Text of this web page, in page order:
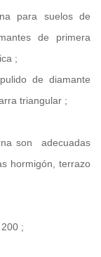
para suelos de
de primera
;
de diamante
triangular ;
son
adecuadas
hormigón, terrazo
;